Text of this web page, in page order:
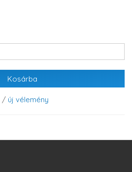
Kosárba
/ új vélemény